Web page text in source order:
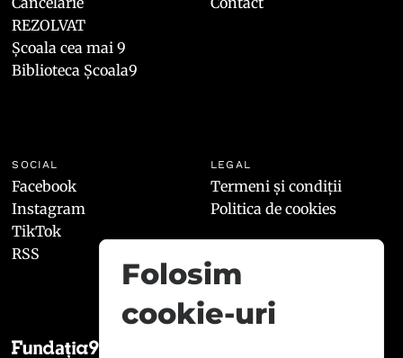
REZOLVAT
Școala cea mai 9
Biblioteca Școala9
SOCIAL
Facebook
Instagram
TikTok
RSS
LEGAL
Termeni și condiții
Politica de cookies
Folosim
cookie-uri